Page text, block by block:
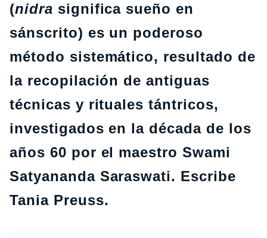
(nidra significa sueño en
sánscrito) es un poderoso
método sistemático, resultado de
la recopilación de antiguas
técnicas y rituales tántricos,
investigados en la década de los
años 60 por el maestro Swami
Satyananda Saraswati. Escribe
Tania Preuss.